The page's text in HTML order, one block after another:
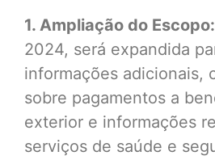
1. Ampliação do Escopo:
2024, será expandida
informações adicionais,
sobre pagamentos a
exterior e informações
serviços de saúde e